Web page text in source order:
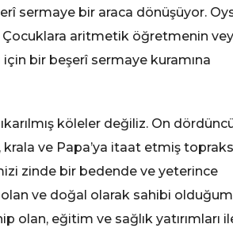
sermaye bir araca dönüşüyor.
Çocuklara aritmetik öğretmenin
için bir beşerî sermaye kuramına
köleler değiliz. On
ve Papa’ya itaat etmiş
zinde bir bedende ve yeterince
ve doğal olarak sahibi
olan, eğitim ve sağlık yatırımları